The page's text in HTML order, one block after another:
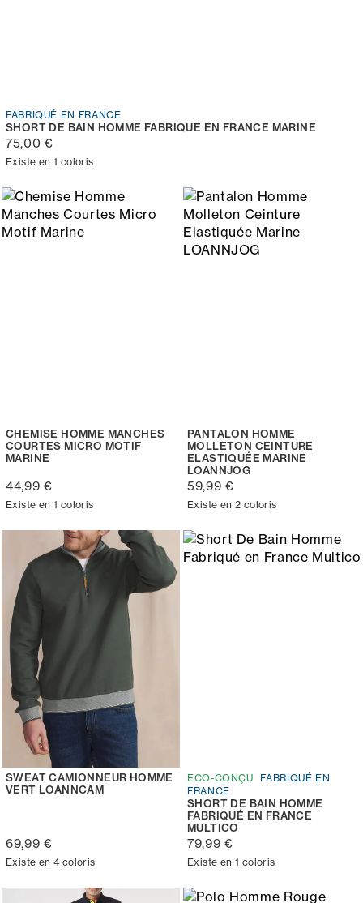
FABRIQUÉ EN FRANCE
SHORT DE BAIN HOMME FABRIQUÉ EN FRANCE MARINE
75,00 €
Existe en 1 coloris
CHEMISE HOMME MANCHES
COURTES MICRO MOTIF
MARINE
44,99 €
Existe en 1 coloris
PANTALON HOMME
MOLLETON CEINTURE
ELASTIQUÉE MARINE
LOANNJOG
59,99 €
Existe en 2 coloris
SWEAT CAMIONNEUR HOMME
VERT LOANNCAM
69,99 €
Existe en 4 coloris
ECO-CONÇU
FABRIQUÉ EN
FRANCE
SHORT DE BAIN HOMME
FABRIQUÉ EN FRANCE
MULTICO
79,99 €
Existe en 1 coloris